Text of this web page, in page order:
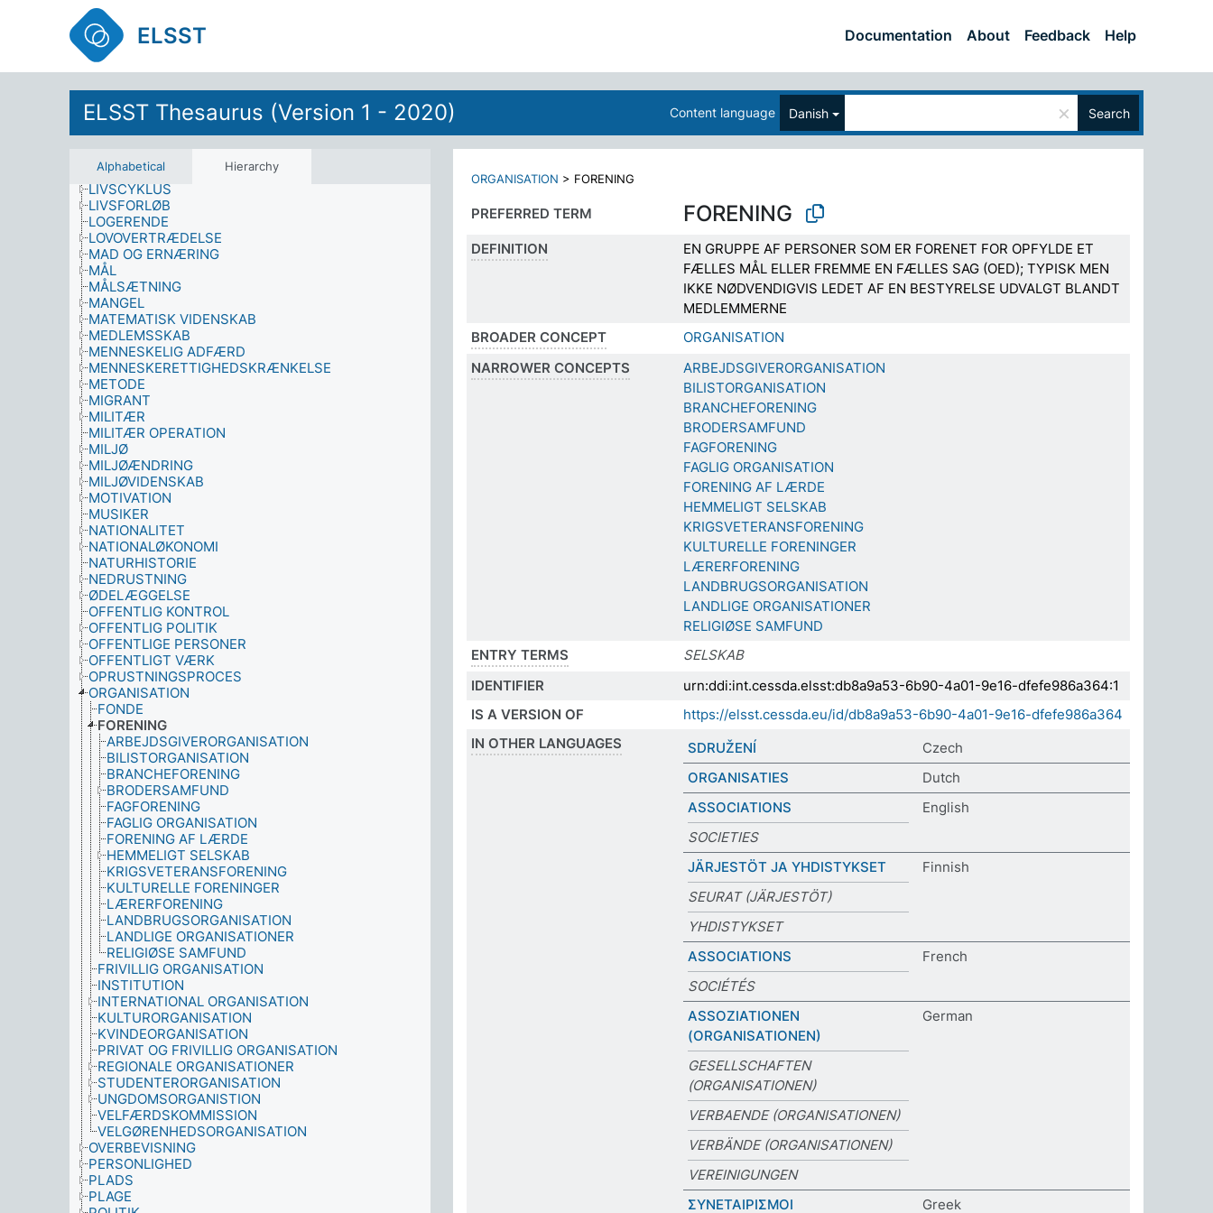
ELSST Documentation About Feedback Help
ELSST Thesaurus (Version 1 - 2020) Content language Danish × Search
Alphabetical Hierarchy
KULTURPLANLÆGNING OG –ADMINISTRATION
KUNST
KVALIFIKATION
KVALITET
LÆRERKANDIDAT
LAST
LATERALITET
LEDELSE
LINGVISTIK
LIVSBEGIVENHED
LIVSCYKLUS
LIVSFORLØB
LOGERENDE
LOVOVERTRÆDELSE
MAD OG ERNÆRING
MÅL
MÅLSÆTNING
MANGEL
MATEMATISK VIDENSKAB
MEDLEMSSKAB
MENNESKELIG ADFÆRD
MENNESKERETTIGHEDSKRÆNKELSE
METODE
MIGRANT
MILITÆR
MILITÆR OPERATION
MILJØ
MILJØÆNDRING
MILJØVIDENSKAB
MOTIVATION
MUSIKER
NATIONALITET
NATIONALØKONOMI
NATURHISTORIE
NEDRUSTNING
ØDELÆGGELSE
OFFENTLIG KONTROL
OFFENTLIG POLITIK
OFFENTLIGE PERSONER
OFFENTLIGT VÆRK
OPRUSTNINGSPROCES
ORGANISATION
FONDE
FORENING
ARBEJDSGIVERORGANISATION
BILISTORGANISATION
BRANCHEFORENING
BRODERSAMFUND
FAGFORENING
FAGLIG ORGANISATION
FORENING AF LÆRDE
HEMMELIGT SELSKAB
KRIGSVETERANSFORENING
KULTURELLE FORENINGER
LÆRERFORENING
LANDBRUGSORGANISATION
LANDLIGE ORGANISATIONER
RELIGIØSE SAMFUND
FRIVILLIG ORGANISATION
INSTITUTION
INTERNATIONAL ORGANISATION
KULTURORGANISATION
KVINDEORGANISATION
PRIVAT OG FRIVILLIG ORGANISATION
REGIONALE ORGANISATIONER
STUDENTERORGANISATION
UNGDOMSORGANISTION
VELFÆRDSKOMMISSION
VELGØRENHEDSORGANISATION
OVERBEVISNING
PERSONLIGHED
PLADS
PLAGE
ORGANISATION > FORENING
PREFERRED TERM FORENING
DEFINITION
EN GRUPPE AF PERSONER SOM ER FORENET FOR OPFYLDE ET
FÆLLES MÅL ELLER FREMME EN FÆLLES SAG (OED); TYPISK MEN
IKKE NØDVENDIGVIS LEDET AF EN BESTYRELSE UDVALGT BLANDT
MEDLEMMERNE
BROADER CONCEPT
ORGANISATION
NARROWER CONCEPTS
ARBEJDSGIVERORGANISATION
BILISTORGANISATION
BRANCHEFORENING
BRODERSAMFUND
FAGFORENING
FAGLIG ORGANISATION
FORENING AF LÆRDE
HEMMELIGT SELSKAB
KRIGSVETERANSFORENING
KULTURELLE FORENINGER
LÆRERFORENING
LANDBRUGSORGANISATION
LANDLIGE ORGANISATIONER
RELIGIØSE SAMFUND
ENTRY TERMS
SELSKAB
IDENTIFIER
urn:ddi:int.cessda.elsst:db8a9a53-6b90-4a01-9e16-dfefe986a364:1
IS A VERSION OF
https://elsst.cessda.eu/id/db8a9a53-6b90-4a01-9e16-dfefe986a364
IN OTHER LANGUAGES
SDRUŽENÍ
Czech
ORGANISATIES
Dutch
ASSOCIATIONS
English
SOCIETIES
JÄRJESTÖT JA YHDISTYKSET
Finnish
SEURAT (JÄRJESTÖT)
YHDISTYKSET
ASSOCIATIONS
French
SOCIÉTÉS
ASSOZIATIONEN
(ORGANISATIONEN)
German
GESELLSCHAFTEN
(ORGANISATIONEN)
VERBAENDE (ORGANISATIONEN)
VERBÄNDE (ORGANISATIONEN)
VEREINIGUNGEN
ΣΥΝΕΤΑΙΡΙΣΜΟΙ
Greek